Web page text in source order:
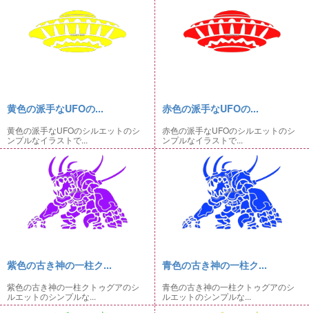
黄色の派手なUFOの...
黄色の派手なUFOのシルエットのシ
ンプルなイラストで...
赤色の派手なUFOの...
赤色の派手なUFOのシルエットのシ
ンプルなイラストで...
紫色の古き神の一柱ク...
紫色の古き神の一柱クトゥグアのシ
ルエットのシンプルな...
青色の古き神の一柱ク...
青色の古き神の一柱クトゥグアのシ
ルエットのシンプルな...